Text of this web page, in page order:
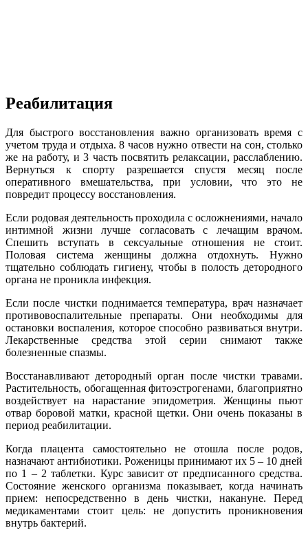
Реабилитация
Для быстрого восстановления важно организовать время с
учетом труда и отдыха. 8 часов нужно отвести на сон, столько
же на работу, и 3 часть посвятить релаксации, расслаблению.
Вернуться к спорту разрешается спустя месяц после
оперативного вмешательства, при условии, что это не
повредит процессу восстановления.
Если родовая деятельность проходила с осложнениями, начало
интимной жизни лучше согласовать с лечащим врачом.
Спешить вступать в сексуальные отношения не стоит.
Половая система женщины должна отдохнуть. Нужно
тщательно соблюдать гигиену, чтобы в полость детородного
органа не проникла инфекция.
Если после чистки поднимается температура, врач назначает
противовоспалительные препараты. Они необходимы для
остановки воспаления, которое способно развиваться внутри.
Лекарственные средства этой серии снимают также
болезненные спазмы.
Восстанавливают детородный орган после чистки травами.
Растительность, обогащенная фитоэстрогенами, благоприятно
воздействует на нарастание эпидометрия. Женщины пьют
отвар боровой матки, красной щетки. Они очень показаны в
период реабилитации.
Когда плацента самостоятельно не отошла после родов,
назначают антибиотики. Роженицы принимают их 5 – 10 дней
по 1 – 2 таблетки. Курс зависит от предписанного средства.
Состояние женского организма показывает, когда начинать
прием: непосредственно в день чистки, накануне. Перед
медикаментами стоит цель: не допустить проникновения
внутрь бактерий.